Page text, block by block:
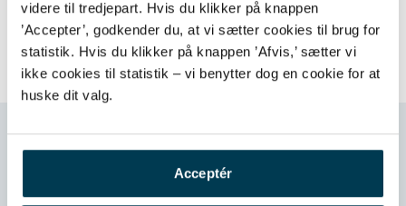
videre til tredjepart. Hvis du klikker på knappen
’Accepter’, godkender du, at vi sætter cookies til brug for
statistik. Hvis du klikker på knappen ’Afvis,’ sætter vi
ikke cookies til statistik – vi benytter dog en cookie for at
huske dit valg.
Acceptér
Læs mere